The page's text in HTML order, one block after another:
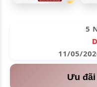
5
11/05/
Ưu